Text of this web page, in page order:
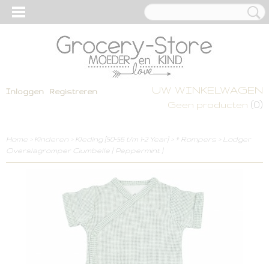
Inloggen Registreren UW WINKELWAGEN
Geen producten (0)
Home > Kinderen > Kleding [50-56 t/m 1-2 Year]> * Rompers > Lodger
Overslagromper Ciumbelle [ Peppermint ]